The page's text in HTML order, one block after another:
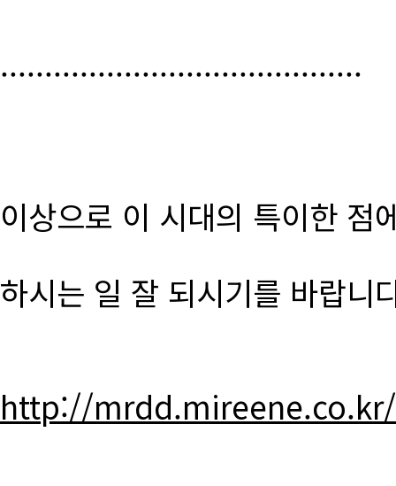
.........................................
이상으로 이 시대의 특이한 점
하시는 일 잘 되시기를 바랍니
http://